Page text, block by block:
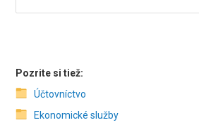
Pozrite si tiež:
Účtovníctvo
Ekonomické služby